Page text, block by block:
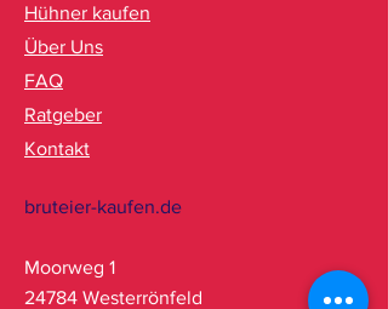
Hühner kaufen
Über Uns
FAQ
Ratgeber
Kontakt
bruteier-kaufen.de
Moorweg 1
24784 Westerrönfeld